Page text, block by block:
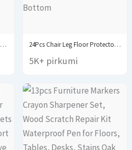
100Pcs Soft Silicone Rubber Anti Slip Bumpers Feet... 24Pcs Chair Leg Floor Protectors for Hardwood Floors,...
5K+ pirkumi